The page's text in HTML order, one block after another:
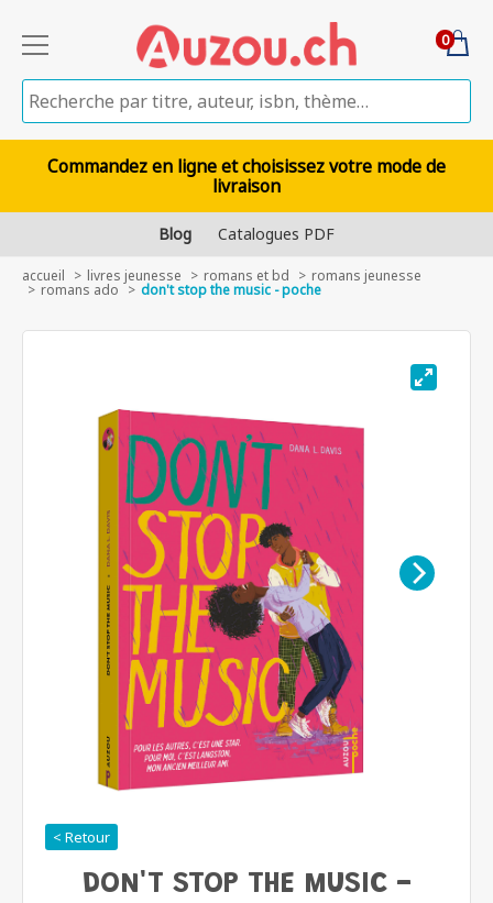
0
Commandez en ligne et choisissez votre mode de
livraison
Blog Catalogues PDF
accueil livres jeunesse romans et bd romans jeunesse
romans ado don't stop the music - poche
< Retour
DON'T STOP THE MUSIC -